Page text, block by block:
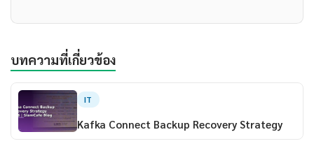
บทความที่เกี่ยวข้อง
IT
Kafka Connect Backup Recovery Strategy